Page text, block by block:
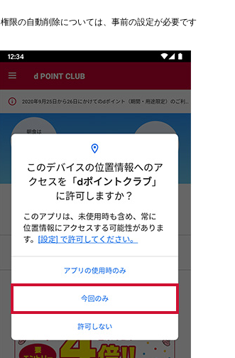
権限の自動削除については、事前の設定が必要です